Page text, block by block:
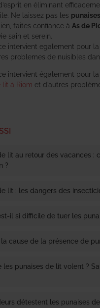
en éliminant
Ne laissez pas les
faites confiance à As de
sain et serein.
intervient egalement pour la
problemes de nuisibles
intervient également pour la
lit à Riom et d’autres
lit au retour des vacances :
?
lit : les dangers des
il si difficile de tuer les
cause de la présence de
les punaises de lit volent ?
détestent les punaises